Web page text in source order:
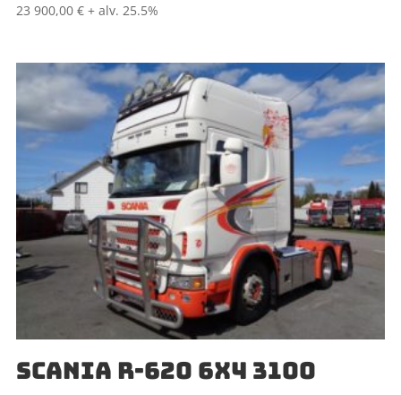
23 900,00 € + alv. 25.5%
SCANIA R-620 6X4 3100